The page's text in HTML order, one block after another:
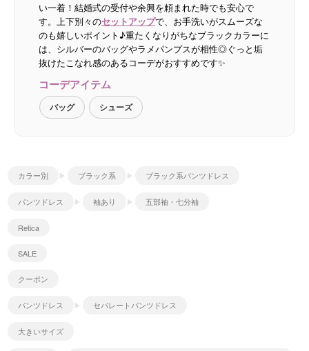
い一着！結婚式の受付や余興を頼まれた時でも安心で
す。上下別々のセットアップで、お手洗いがスムーズな
のも嬉しいポイント♪重たくなりがちなブラックカラーに
は、シルバーのバッグやラメパンプスが相性◎ぐっと垢
抜けたこなれ感のあるコーデがおすすめです✨
コーデアイテム
バッグ シューズ
カラー別 ブラック系 ブラック系パンツドレス
パンツドレス 袖あり 五部袖・七分袖
Retica
SALE
クーポン
パンツドレス セパレートパンツドレス
大きいサイズ